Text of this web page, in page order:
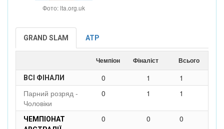
Фото: lta.org.uk
GRAND SLAM ATP
Чемпіон Фіналіст Всього
ВСІ ФІНАЛИ 0 1
1
Парний розряд -
Чоловіки
0 1 1
ЧЕМПІОНАТ
0 0 0